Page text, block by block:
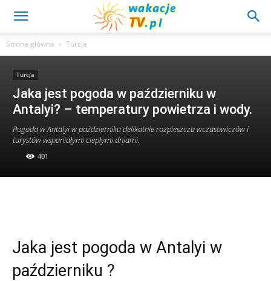
Strona główna Turcja
Turcja
Jaka jest pogoda w październiku w
Antalyi? – temperatury powietrza i wody.
Pogoda w Antalyi w październiku delikatnie rozpieszcza wczasowiczów i
turystów wspaniałymi ciepłymi dniami.
401
Jaka jest pogoda w Antalyi w
październiku ?